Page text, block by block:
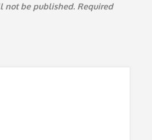
not be published. Required